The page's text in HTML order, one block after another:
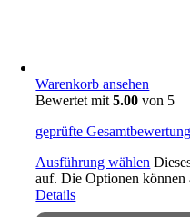
Warenkorb ansehen
Bewertet mit5.00 von 5
geprüfte
Ausführung wählen
auf. Die Optionen
Details